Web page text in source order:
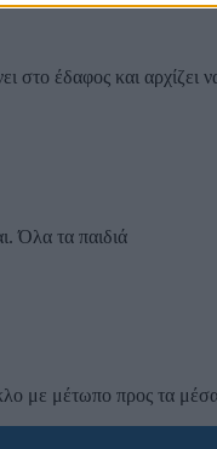
στο έδαφος και αρχίζει
Όλα τα παιδιά
με μέτωπο προς τα